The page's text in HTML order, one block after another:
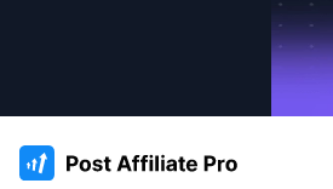
:site.title